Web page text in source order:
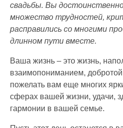
свадьбы. Вы
множество трудностей,
расправились со многими
длинном пути вместе.
Ваша жизнь – это жизнь,
взаимопониманием,
пожелать вам еще многих
сферах вашей жизни, удачи,
гармонии в вашей семье.